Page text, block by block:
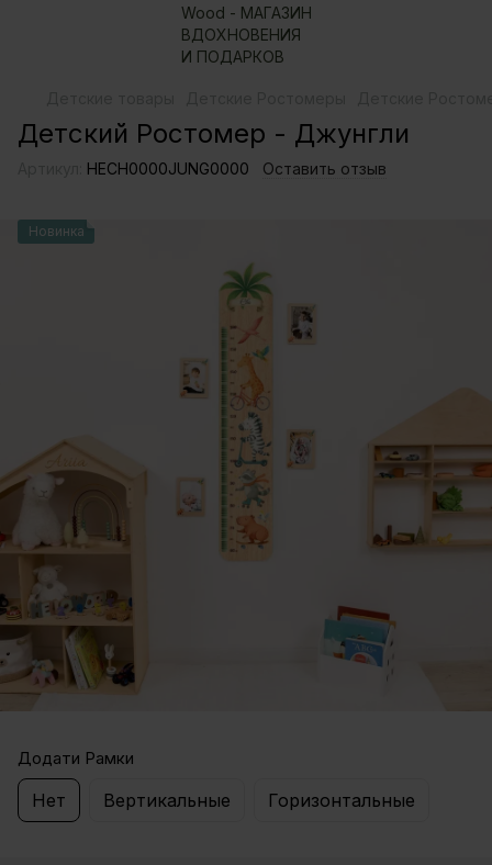
Детский Ростомер - Джунгли
HECH0000JUNG0000 Оставить отзыв
Новинка
Додати Рамки
Нет Вертикальные Горизонтальные